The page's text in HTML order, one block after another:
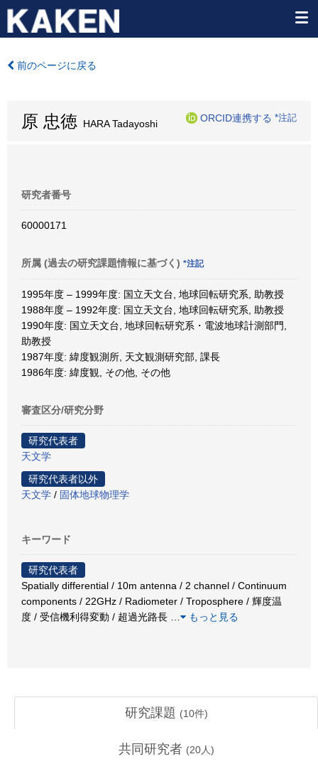
前のページに戻る
原 忠徳 HARA Tadayoshi
ORCID連携する *注記
研究者番号
60000171
所属 (過去の研究課題情報に基づく) *注記
1995年度 – 1999年度: 国立天文台, 地球回転研究系, 助教授
1988年度 – 1992年度: 国立天文台, 地球回転研究系, 助教授
1990年度: 国立天文台, 地球回転研究系・電波地球計測部門,
助教授
1987年度: 緯度観測所, 天文観測研究部, 課長
1986年度: 緯度観, その他, その他
審査区分/研究分野
研究代表者
天文学
研究代表者以外
天文学 / 固体地球物理学
キーワード
研究代表者
Spatially differential / 10m antenna / 2 channel / Continuum
components / 22GHz / Radiometer / Troposphere / 輝度温
度 / 受信機利得変動 / 超過光路長
もっと見る
研究課題 (10件)
共同研究者 (20人)